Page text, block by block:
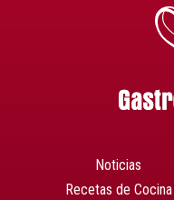
Noticias
Recetas de Cocina